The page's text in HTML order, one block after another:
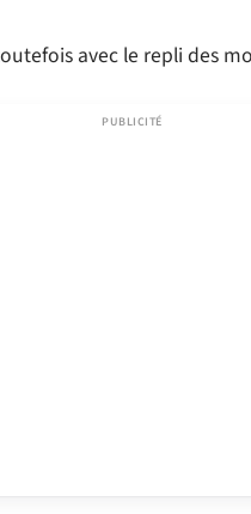
avec le repli des